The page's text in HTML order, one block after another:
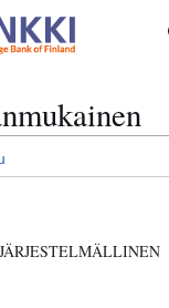
JÄRJESTELMÄLLINEN